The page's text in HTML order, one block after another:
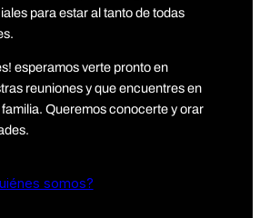
para estar al tanto de todas
esperamos verte pronto en
reuniones y que encuentres en
Queremos conocerte y orar
somos?